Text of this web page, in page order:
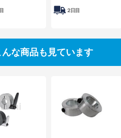
2日目
な商品も見ています